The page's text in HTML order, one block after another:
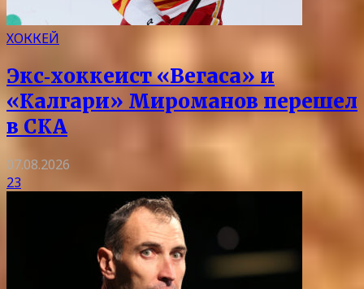
ХОККЕЙ
Экс‑хоккеист «Вегаса» и
«Калгари» Мироманов перешел
в СКА
07.08.2026
23